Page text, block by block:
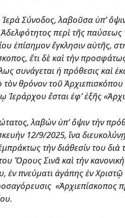
Ἱερὰ Σύνοδος, λαβοῦσα ὑπ’
Ἀδελφότητος περὶ τῆς
ἐπίσημον ἔγκλησιν αὐτῆς,
ἔτι δὲ καὶ τὴν
συνάγεται ἡ πρόθεσις καὶ
θρόνον τοῦ
Ἱεράρχου ἔσται ἐφ’ ἑξῆς
λαβών ὑπ’ ὄψιν τὴν
12/9/2025, ἵνα
τὴν διάθεσίν του
Ὄρους Σινᾶ καὶ τὴν
ἐν πνεύματι ἀγάπης ἐν
«Ἀρχιεπίσκοπος